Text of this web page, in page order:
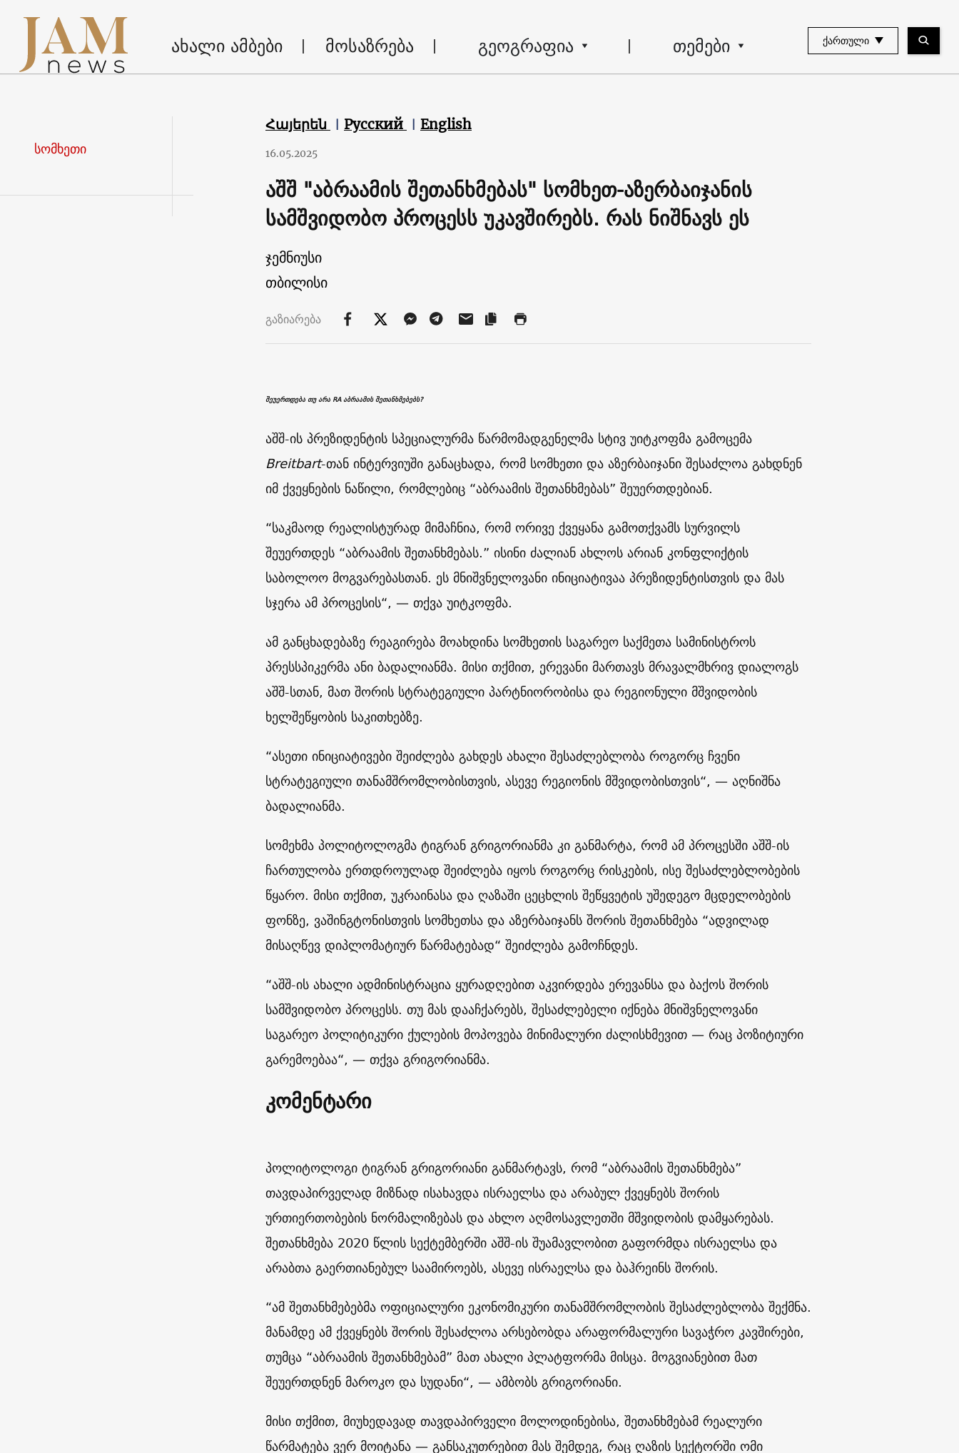
ახალი ამბები მოსაზრება გეოგრაფია თემები ᲥᲐᲠᲗᲣᲚᲘ
სომხეთი
Հայերեն Русский English
16.05.2025
აშშ "აბრაამის შეთანხმებას" სომხეთ-აზერბაიჯანის
სამშვიდობო პროცესს უკავშირებს. რას ნიშნავს ეს
ჯემნიუსი
თბილისი
გაზიარება
შეუერთდება თუ არა RA აბრაამის შეთანხმებებს?
აშშ-ის პრეზიდენტის სპეციალურმა წარმომადგენელმა სტივ უიტკოფმა გამოცემა
Breitbart-თან ინტერვიუში განაცხადა, რომ სომხეთი და აზერბაიჯანი შესაძლოა გახდნენ
იმ ქვეყნების ნაწილი, რომლებიც “აბრაამის შეთანხმებას” შეუერთდებიან.
“საკმაოდ რეალისტურად მიმაჩნია, რომ ორივე ქვეყანა გამოთქვამს სურვილს
შეუერთდეს “აბრაამის შეთანხმებას.” ისინი ძალიან ახლოს არიან კონფლიქტის
საბოლოო მოგვარებასთან. ეს მნიშვნელოვანი ინიციატივაა პრეზიდენტისთვის და მას
სჯერა ამ პროცესის“, — თქვა უიტკოფმა.
ამ განცხადებაზე რეაგირება მოახდინა სომხეთის საგარეო საქმეთა სამინისტროს
პრესსპიკერმა ანი ბადალიანმა. მისი თქმით, ერევანი მართავს მრავალმხრივ დიალოგს
აშშ-სთან, მათ შორის სტრატეგიული პარტნიორობისა და რეგიონული მშვიდობის
ხელშეწყობის საკითხებზე.
“ასეთი ინიციატივები შეიძლება გახდეს ახალი შესაძლებლობა როგორც ჩვენი
სტრატეგიული თანამშრომლობისთვის, ასევე რეგიონის მშვიდობისთვის“, — აღნიშნა
ბადალიანმა.
სომეხმა პოლიტოლოგმა ტიგრან გრიგორიანმა კი განმარტა, რომ ამ პროცესში აშშ-ის
ჩართულობა ერთდროულად შეიძლება იყოს როგორც რისკების, ისე შესაძლებლობების
წყარო. მისი თქმით, უკრაინასა და ღაზაში ცეცხლის შეწყვეტის უშედეგო მცდელობების
ფონზე, ვაშინგტონისთვის სომხეთსა და აზერბაიჯანს შორის შეთანხმება “ადვილად
მისაღწევ დიპლომატიურ წარმატებად“ შეიძლება გამოჩნდეს.
“აშშ-ის ახალი ადმინისტრაცია ყურადღებით აკვირდება ერევანსა და ბაქოს შორის
სამშვიდობო პროცესს. თუ მას დააჩქარებს, შესაძლებელი იქნება მნიშვნელოვანი
საგარეო პოლიტიკური ქულების მოპოვება მინიმალური ძალისხმევით — რაც პოზიტიური
გარემოებაა“, — თქვა გრიგორიანმა.
კომენტარი
პოლიტოლოგი ტიგრან გრიგორიანი განმარტავს, რომ “აბრაამის შეთანხმება”
თავდაპირველად მიზნად ისახავდა ისრაელსა და არაბულ ქვეყნებს შორის
ურთიერთობების ნორმალიზებას და ახლო აღმოსავლეთში მშვიდობის დამყარებას.
შეთანხმება 2020 წლის სექტემბერში აშშ-ის შუამავლობით გაფორმდა ისრაელსა და
არაბთა გაერთიანებულ საამიროებს, ასევე ისრაელსა და ბაჰრეინს შორის.
“ამ შეთანხმებებმა ოფიციალური ეკონომიკური თანამშრომლობის შესაძლებლობა შექმნა.
მანამდე ამ ქვეყნებს შორის შესაძლოა არსებობდა არაფორმალური სავაჭრო კავშირები,
თუმცა “აბრაამის შეთანხმებამ” მათ ახალი პლატფორმა მისცა. მოგვიანებით მათ
შეუერთდნენ მაროკო და სუდანი“, — ამბობს გრიგორიანი.
მისი თქმით, მიუხედავად თავდაპირველი მოლოდინებისა, შეთანხმებამ რეალური
წარმატება ვერ მოიტანა — განსაკუთრებით მას შემდეგ, რაც ღაზის სექტორში ომი